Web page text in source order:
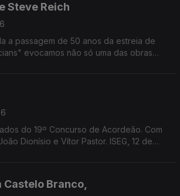
Steve Reich
a passagem de 50 anos da estreia de
evocamos não só uma das obras
do 19º Concurso de Acordeão. Com
Dionísio e Vítor Pastor. ISEG, 12 de
Branco,